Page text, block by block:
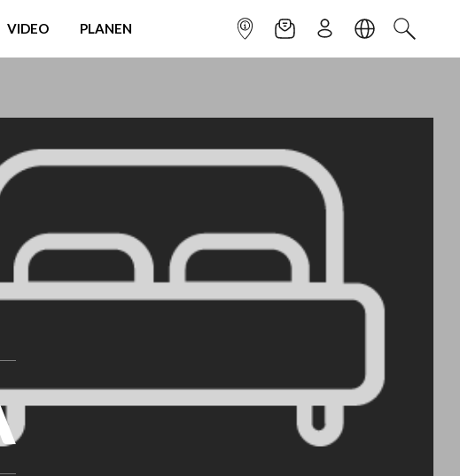
VIDEO PLANEN INFOPUNKTNEWSLETTER
ANMELDENSPRACHESUCHEN